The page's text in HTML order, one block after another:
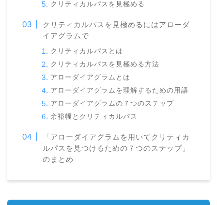
クリティカルパスを見極める
クリティカルパスを見極めるにはアローダ
イアグラムで
クリティカルパスとは
クリティカルパスを見極める方法
アローダイアグラムとは
アローダイアグラムを理解するための用語
アローダイアグラムの７つのステップ
余裕幅とクリティカルパス
「アローダイアグラムを用いてクリティカ
ルパスを見つけるための７つのステップ」
のまとめ